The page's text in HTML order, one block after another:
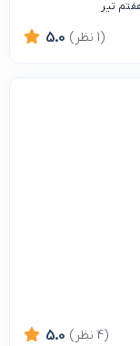
تیر
5.0 (1 نظر)
5.0 (4 نظر)